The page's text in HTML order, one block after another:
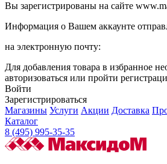
Вы зарегистрированы на сайте
Информация о Вашем аккаунте
на электронную почту:
Для добавления товара в избранное
авторизоваться или пройти
Войти
Зарегистрироваться
Магазины Услуги Акции Доставка
Каталог
8 (495) 995-35-35